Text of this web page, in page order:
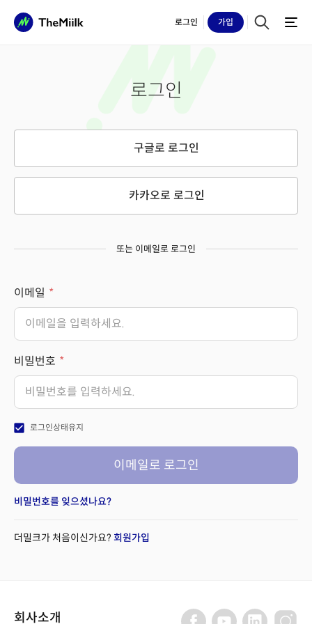
로그인 가입
로그인
구글로 로그인
카카오로 로그인
또는 이메일로 로그인
이메일
비밀번호
check_box 로그인상태유지
이메일로 로그인
비밀번호를 잊으셨나요?
더밀크가 처음이신가요? 회원가입
회사소개